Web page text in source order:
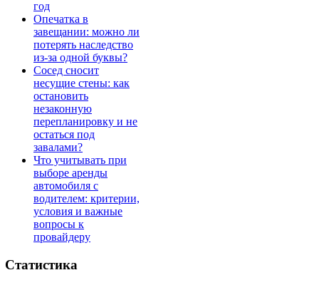
год
Опечатка в
завещании: можно ли
потерять наследство
из-за одной буквы?
Сосед сносит
несущие стены: как
остановить
незаконную
перепланировку и не
остаться под
завалами?
Что учитывать при
выборе аренды
автомобиля с
водителем: критерии,
условия и важные
вопросы к
провайдеру
Статистика